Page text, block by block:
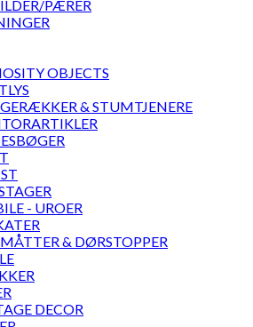
PÆRER
OBJECTS
& STUMTJENERE
- UROER
& DØRSTOPPER
DECOR